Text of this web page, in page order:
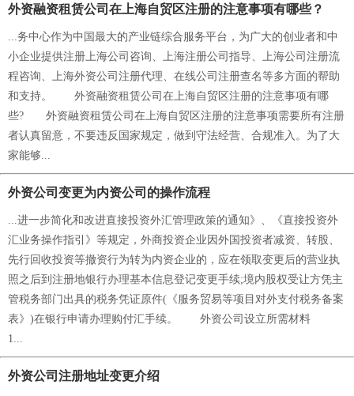
外资融资租赁公司在上海自贸区注册的注意事项有哪些？
...务中心作为中国最大的产业链综合服务平台，为广大的创业者和中
小企业提供注册上海公司咨询、上海注册公司指导、上海公司注册流
程咨询、上海外资公司注册代理、在线公司注册查名等多方面的帮助
和支持。 外资融资租赁公司在上海自贸区注册的注意事项有哪
些? 外资融资租赁公司在上海自贸区注册的注意事项需要所有注册
者认真留意，不要违反国家规定，做到守法经营、合规准入。为了大
家能够...
外资公司变更为内资公司的操作流程
...进一步简化和改进直接投资外汇管理政策的通知》、《直接投资外
汇业务操作指引》等规定，外商投资企业因外国投资者减资、转股、
先行回收投资等撤资行为转为内资企业的，应在领取变更后的营业执
照之后到注册地银行办理基本信息登记变更手续;境内股权受让方凭主
管税务部门出具的税务凭证原件(《服务贸易等项目对外支付税务备案
表》)在银行申请办理购付汇手续。 外资公司设立所需材料
1...
外资公司注册地址变更介绍